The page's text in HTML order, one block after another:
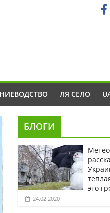
ЛЯ СЕЛО
БЛОГИ
это
24.02.2020